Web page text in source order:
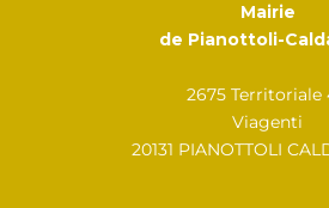
Mairie
de Pianottoli-
2675 Territoriale
Viagenti
20131 PIANOTTOLI